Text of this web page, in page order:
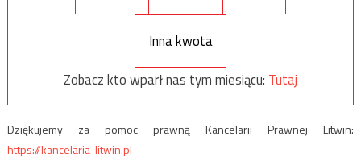
Inna kwota
Zobacz kto wparł nas tym miesiącu: Tutaj
Dziękujemy za pomoc prawną Kancelarii Prawnej Litwin:
https://kancelaria-litwin.pl